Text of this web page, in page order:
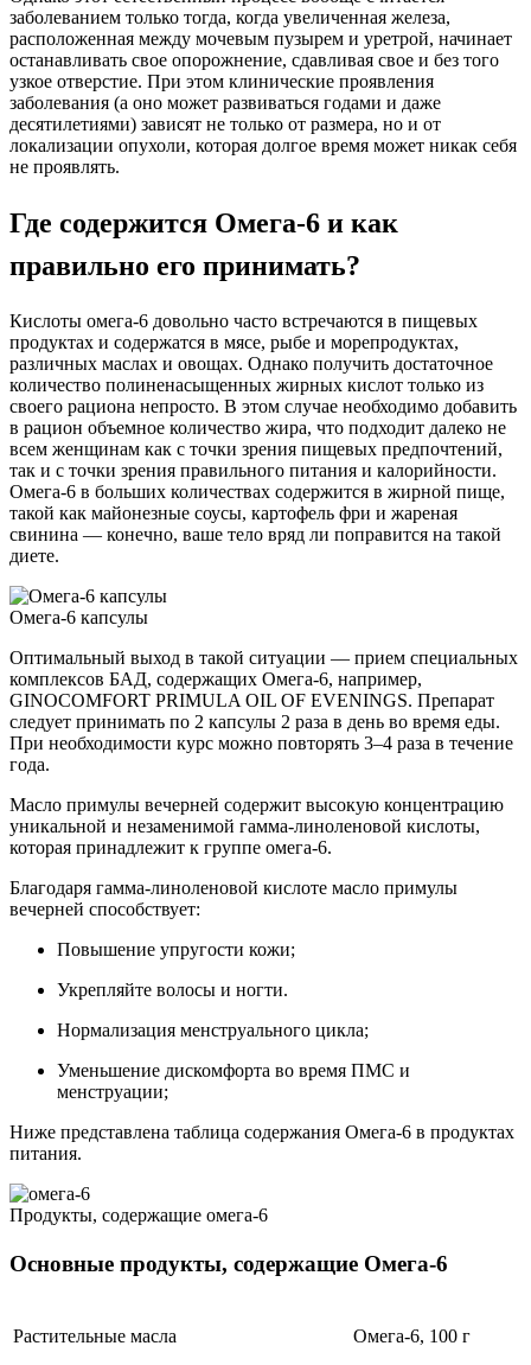
заболеванием только тогда, когда увеличенная железа,
расположенная между мочевым пузырем и уретрой, начинает
останавливать свое опорожнение, сдавливая свое и без того
узкое отверстие. При этом клинические проявления
заболевания (а оно может развиваться годами и даже
десятилетиями) зависят не только от размера, но и от
локализации опухоли, которая долгое время может никак себя
не проявлять.
Где содержится Омега-6 и как
правильно его принимать?
Кислоты омега-6 довольно часто встречаются в пищевых
продуктах и ​​содержатся в мясе, рыбе и морепродуктах,
различных маслах и овощах. Однако получить достаточное
количество полиненасыщенных жирных кислот только из
своего рациона непросто. В этом случае необходимо добавить
в рацион объемное количество жира, что подходит далеко не
всем женщинам как с точки зрения пищевых предпочтений,
так и с точки зрения правильного питания и калорийности.
Омега-6 в больших количествах содержится в жирной пище,
такой как майонезные соусы, картофель фри и жареная
свинина — конечно, ваше тело вряд ли поправится на такой
диете.
Омега-6 капсулы
Оптимальный выход в такой ситуации — прием специальных
комплексов БАД, содержащих Омега-6, например,
GINOCOMFORT PRIMULA OIL OF EVENINGS. Препарат
следует принимать по 2 капсулы 2 раза в день во время еды.
При необходимости курс можно повторять 3–4 раза в течение
года.
Масло примулы вечерней содержит высокую концентрацию
уникальной и незаменимой гамма-линоленовой кислоты,
которая принадлежит к группе омега-6.
Благодаря гамма-линоленовой кислоте масло примулы
вечерней способствует:
Повышение упругости кожи;
Укрепляйте волосы и ногти.
Нормализация менструального цикла;
Уменьшение дискомфорта во время ПМС и
менструации;
Ниже представлена ​​таблица содержания Омега-6 в продуктах
питания.
Продукты, содержащие омега-6
Основные продукты, содержащие Омега-6
Растительные масла Омега-6, 100 г